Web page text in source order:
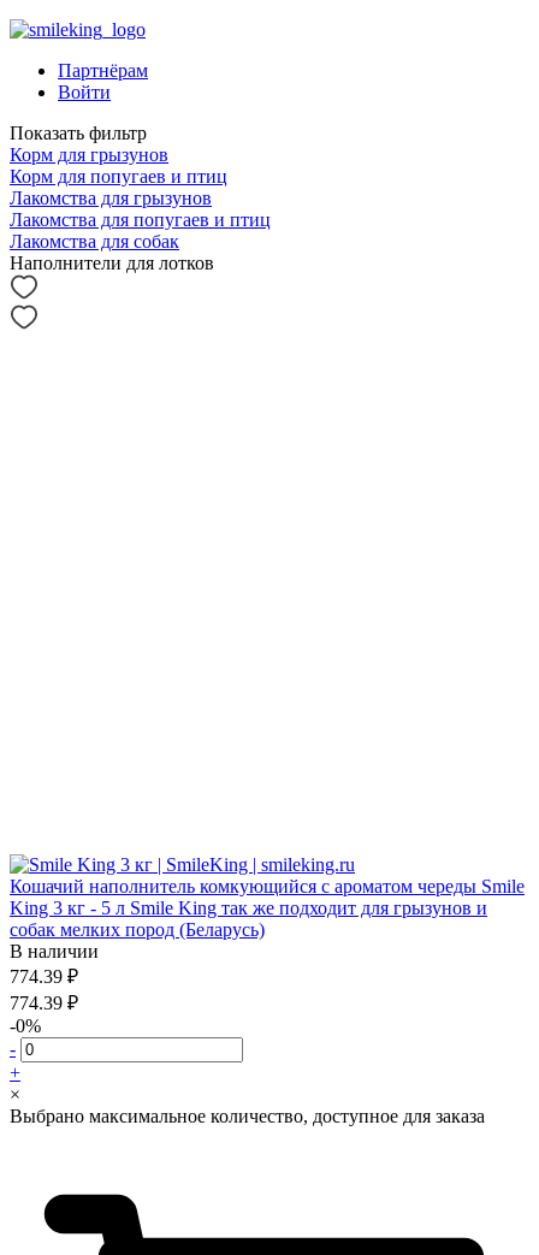
Партнёрам
Войти
Показать фильтр
Корм для грызунов
Корм для попугаев и птиц
Лакомства для грызунов
Лакомства для попугаев и птиц
Лакомства для собак
Наполнители для лотков
Кошачий наполнитель комкующийся с ароматом череды Smile
King 3 кг - 5 л Smile King так же подходит для грызунов и
собак мелких пород (Беларусь)
В наличии
774.39 ₽
774.39 ₽
-0%
-
+
×
Выбрано максимальное количество, доступное для заказа